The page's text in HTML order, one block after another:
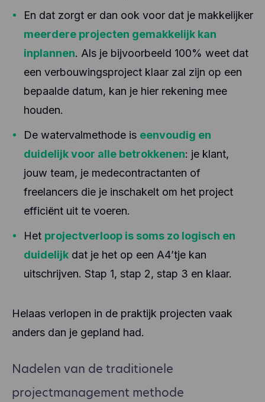
En dat zorgt er dan ook voor dat je makkelijker
meerdere projecten gemakkelijk kan
inplannen. Als je bijvoorbeeld 100% weet dat
een verbouwingsproject klaar zal zijn op een
bepaalde datum, kan je hier rekening mee
houden.
De watervalmethode is eenvoudig en
duidelijk voor alle betrokkenen: je klant,
jouw team, je medecontractanten of
freelancers die je inschakelt om het project
efficiënt uit te voeren.
Het projectverloop is soms zo logisch en
duidelijk dat je het op een A4’tje kan
uitschrijven. Stap 1, stap 2, stap 3 en klaar.
Helaas verlopen in de praktijk projecten vaak
anders dan je gepland had.
Nadelen van de traditionele
projectmanagement methode